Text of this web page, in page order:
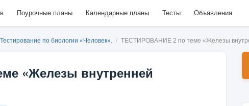
Поурочные планы Календарные планы Тесты Объявления
по биологии «Человек». / ТЕСТИРОВАНИЕ 2 по теме «Железы
«Железы внутренней